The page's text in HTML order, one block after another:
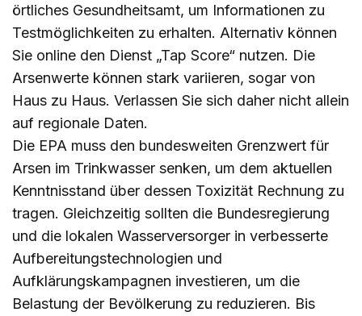
örtliches Gesundheitsamt, um Informationen zu
Testmöglichkeiten zu erhalten. Alternativ können
Sie online den Dienst „Tap Score“ nutzen. Die
Arsenwerte können stark variieren, sogar von
Haus zu Haus. Verlassen Sie sich daher nicht allein
auf regionale Daten.
Die EPA muss den bundesweiten Grenzwert für
Arsen im Trinkwasser senken, um dem aktuellen
Kenntnisstand über dessen Toxizität Rechnung zu
tragen. Gleichzeitig sollten die Bundesregierung
und die lokalen Wasserversorger in verbesserte
Aufbereitungstechnologien und
Aufklärungskampagnen investieren, um die
Belastung der Bevölkerung zu reduzieren. Bis